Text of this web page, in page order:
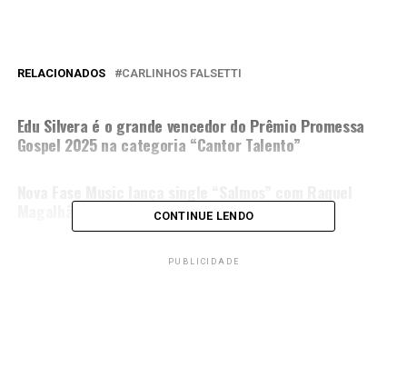
RELACIONADOS CARLINHOS FALSETTI
Edu Silvera é o grande vencedor do Prêmio Promessa
Gospel 2025 na categoria “Cantor Talento”
Magalhães e Elisson LebrãoCONTINUE LENDO
PUBLICIDADE